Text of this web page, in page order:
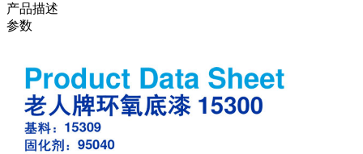
产品描述
参数